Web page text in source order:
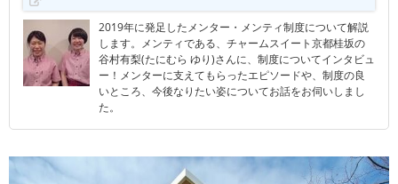
2019年に発足したメンター・メンティ制度について解説
します。メンティである、チャームスイート京都桂坂の
谷村有梨(たにむら ゆり)さんに、制度についてインタビュ
ー！メンターに支えてもらったエピソードや、制度の良
いところ、今後なりたい姿についてお話をお伺いしまし
た。